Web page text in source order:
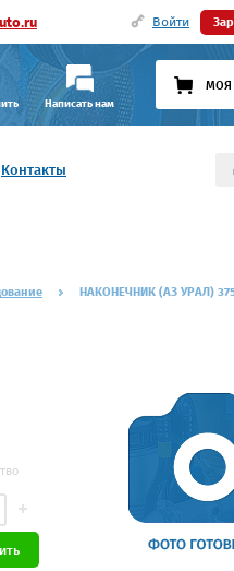
Войти
Написать нам
МОЯ
Контакты
НАКОНЕЧНИК (АЗ УРАЛ)